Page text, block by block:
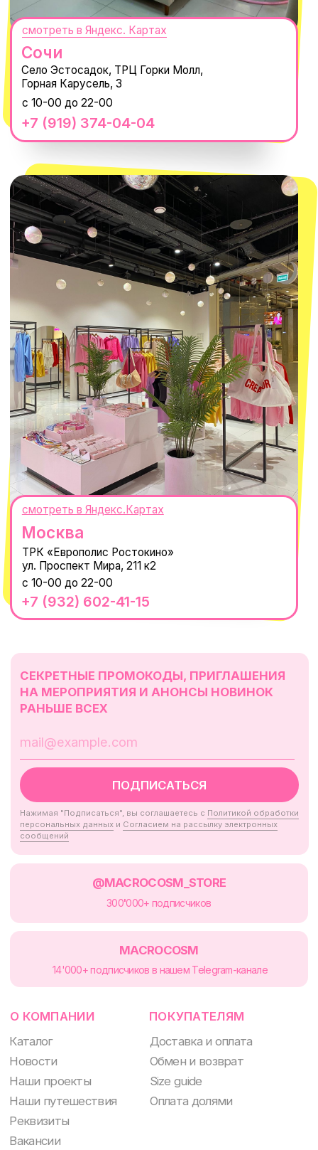
ИП Проворный Алексей Алексеевич
ИНН 667114098580
ОГРНИП 320665800076581
WhatsApp
8 800 550-06-92
macrocosm_store@mail.ru
Оплата долями
Size guide
Вакансии
Реквизиты
Магазины
Наши путешествия
Наши проекты
© 2021-2025 Macrocosm ®
Оферта
Пользовательское соглашение
Политика обработки персональных
данных